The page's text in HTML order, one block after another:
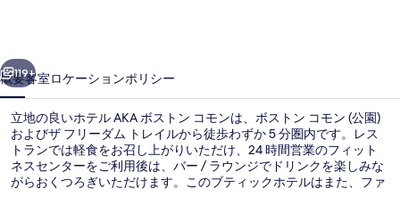
ン
コ
モ
ン
の
次へ
119+
概要客室ロケーションポリシー
立地の良いホテル AKA ボストン コモンは、ボストン コモン (公園)
およびザ フリーダム トレイルから徒歩わずか 5 分圏内です。レス
トランでは軽食をお召し上がりいただけ、24 時間営業のフィット
ネスセンターをご利用後は、バー / ラウンジでドリンクを楽しみな
がらおくつろぎいただけます。このブティックホテルはまた、ファ